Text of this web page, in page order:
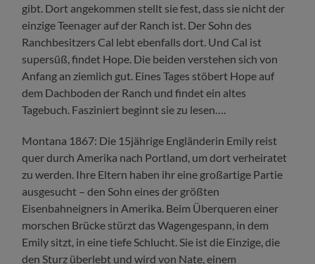
gibt. Dort angekommen stellt sie fest, dass sie nicht der
einzige Teenager auf der Ranch ist. Der Sohn des
Ranchbesitzers Cal lebt ebenfalls dort. Und Cal ist
supersüß, findet Hope. Die beiden verstehen sich von
Anfang an ziemlich gut. Eines Tages stöbert Hope auf
dem Dachboden der Ranch und findet ein altes
Tagebuch. Fasziniert beginnt sie zu lesen….
Montana 1867: Die 15jährige Engländerin Emily reist
quer durch Amerika nach Portland, um dort verheiratet
zu werden. Ihre Eltern haben ihr eine großartige Partie
ausgesucht – den Sohn eines der größten
Eisenbahneigners in Amerika. Beim Überqueren einer
morschen Brücke stürzt das Wagengespann, in dem
Emily sitzt, in eine tiefe Schlucht. Sie ist die Einzige, die
den Sturz überlebt und wird von Nate, einem